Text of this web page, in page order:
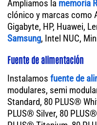
Ampliamos la memoria
clónico y marcas como
Gigabyte, HP, Huawei,
Samsung, Intel NUC,
Fuente de alimentación
Instalamos fuente de
modulares, semi
Standard, 80 PLUS®
PLUS® Silver, 80